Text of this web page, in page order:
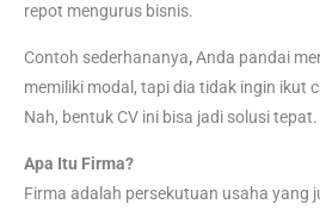
repot mengurus bisnis.
Contoh sederhananya,Anda pandai
memiliki modal, tapi dia tidak ingin ikut
Nah, bentuk CV ini bisa jadi solusi tepat.
Apa Itu Firma?
Firma adalah persekutuan usaha yang